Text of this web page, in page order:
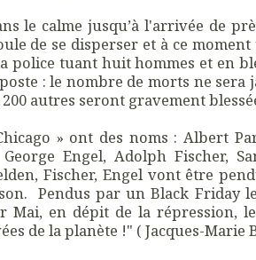
le calme jusqu’à l'arrivée de
de se disperser et à ce
police tuant huit hommes et en
: le nombre de morts ne sera
autres seront gravement
» ont des noms : Albert
Engel, Adolph Fischer,
Fischer, Engel vont être
Pendus par un Black Friday
Mai, en dépit de la répression,
de la planète !" ( Jacques-Marie